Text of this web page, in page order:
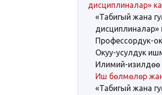
дисциплиналар»
«Табигый жана
дисциплиналар»
Профессордук-
Окуу-усулдук
Илимий-
Иш бөлмөлөр
«Табигый жана